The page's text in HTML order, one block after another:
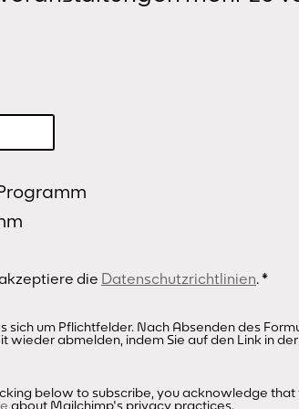
und akzeptiere die Datenschutzrichtlinien.*
sich um Pflichtfelder. Nach Absenden des
wieder abmelden, indem Sie auf den Link in
below to subscribe, you acknowledge
about Mailchimp's privacy practices.